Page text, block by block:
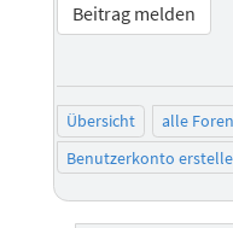
Beitrag melden
Übersicht alle Foren
Benutzerkonto